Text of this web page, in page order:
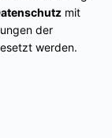
mit
der
werden.